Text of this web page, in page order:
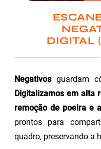
DIGITAL
Negativosguardam
Digitalizamos em alta
remoção de poeira e
prontos para
quadro, preservando a